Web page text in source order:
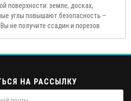
поверхности: земле, досках,
углы повышают безопасность –
не получите ссадин и порезов
НА РАССЫЛКУ